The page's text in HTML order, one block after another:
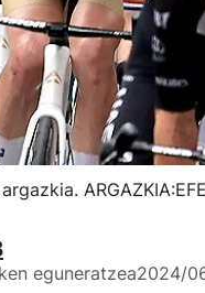
ARGAZKIA:EFE
eguneratzea2024/